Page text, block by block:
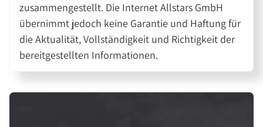
zusammengestellt. Die Internet Allstars GmbH
übernimmt jedoch keine Garantie und Haftung für
die Aktualität, Vollständigkeit und Richtigkeit der
bereitgestellten Informationen.